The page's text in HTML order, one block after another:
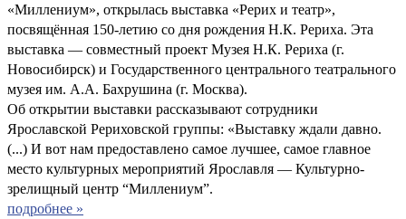
«Миллениум», открылась выставка «Рерих и театр»,
посвящённая 150-летию со дня рождения Н.К. Рериха. Эта
выставка — совместный проект Музея Н.К. Рериха (г.
Новосибирск) и Государственного центрального театрального
музея им. А.А. Бахрушина (г. Москва).
Об открытии выставки рассказывают сотрудники
Ярославской Рериховской группы: «Выставку ждали давно.
(...) И вот нам предоставлено самое лучшее, самое главное
место культурных мероприятий Ярославля — Культурно-
зрелищный центр “Миллениум”.
подробнее »